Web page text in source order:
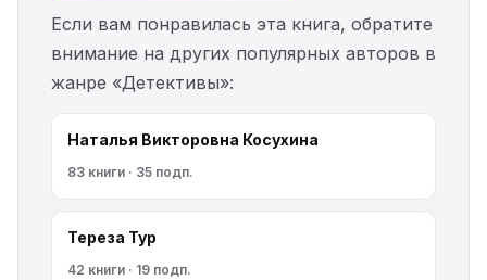
Если вам понравилась эта книга, обратите
внимание на других популярных авторов в
жанре «Детективы»:
Наталья Викторовна Косухина
83 книги · 35 подп.
Тереза Тур
42 книги · 19 подп.